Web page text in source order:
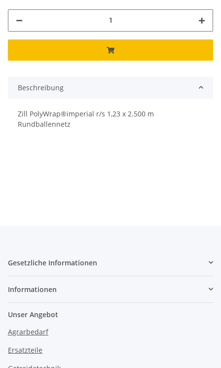
Beschreibung
Zill PolyWrap®imperial r/s 1,23 x 2.500 m
Rundballennetz
Gesetzliche Informationen
Informationen
Unser Angebot
Agrarbedarf
Ersatzteile